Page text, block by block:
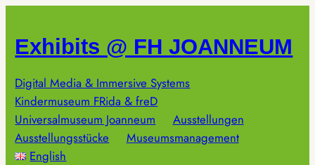
springen
Exhibits @ FH JOANNEUM
Digital Media & Immersive Systems
Kindermuseum FRida & freD
Universalmuseum Joanneum
Ausstellungen
Ausstellungsstücke
Museumsmanagement
English